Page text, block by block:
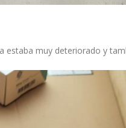
muy deteriorado y